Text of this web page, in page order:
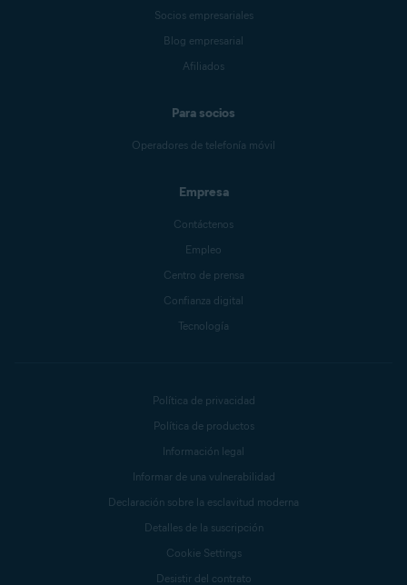
Socios empresariales
Blog empresarial
Afiliados
Para socios
Operadores de telefonía móvil
Empresa
Contáctenos
Empleo
Centro de prensa
Confianza digital
Tecnología
Política de privacidad
Política de productos
Información legal
Informar de una vulnerabilidad
Declaración sobre la esclavitud moderna
Detalles de la suscripción
Cookie Settings
Desistir del contrato